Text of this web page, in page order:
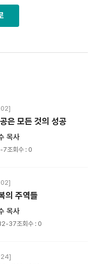
은 모든 것의 성공
목사
7조회수 : 0
의 주역들
목사
37조회수 : 0